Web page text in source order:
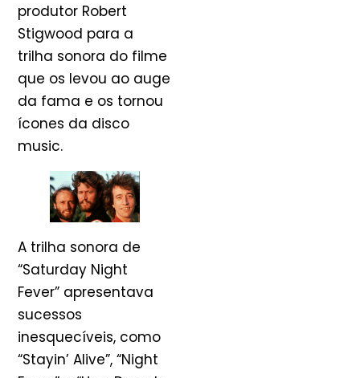
produtor Robert
Stigwood para a
trilha sonora do filme
que os levou ao auge
da fama e os tornou
ícones da disco
music.
A trilha sonora de
“Saturday Night
Fever” apresentava
sucessos
inesquecíveis, como
“Stayin’ Alive”, “Night